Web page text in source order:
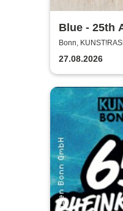
Blue - 25th
Bonn,
27.08.2026